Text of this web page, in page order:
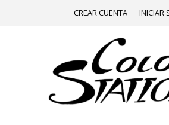
CREAR CUENTA INICIAR